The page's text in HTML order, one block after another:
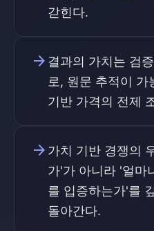
갇힌다.
arrow_forward 결과의 가치는 검
로, 원문 추적이 가
기반 가격의 전제
arrow_forward 가치 기반 경쟁의
가'가 아니라 '얼마
를 입증하는가'를
돌아간다.